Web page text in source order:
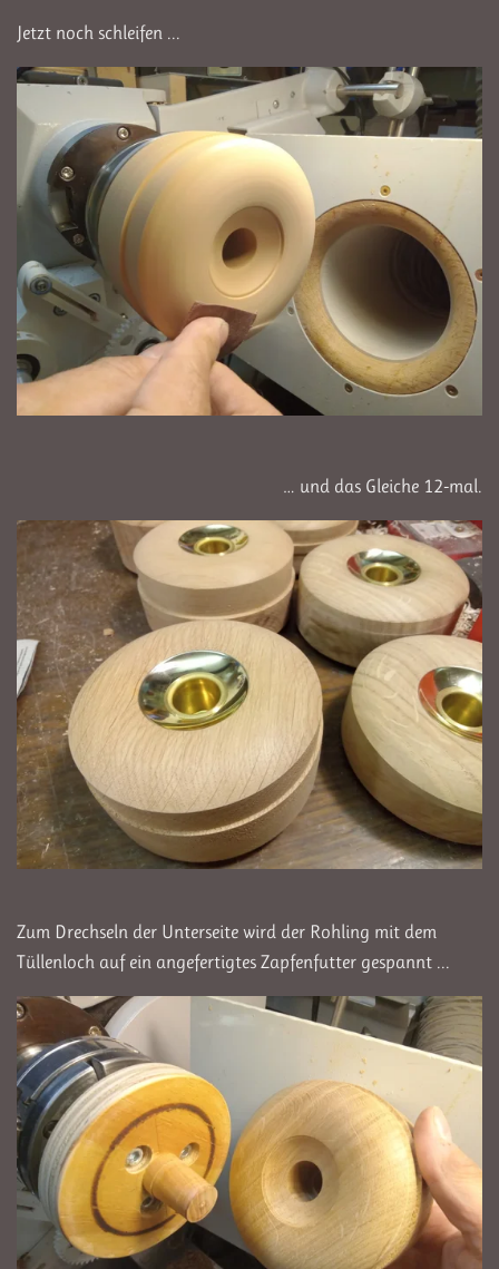
Jetzt noch schleifen ...
… und das Gleiche 12-mal.
Zum Drechseln der Unterseite wird der Rohling mit dem
Tüllenloch auf ein angefertigtes Zapfenfutter gespannt ...